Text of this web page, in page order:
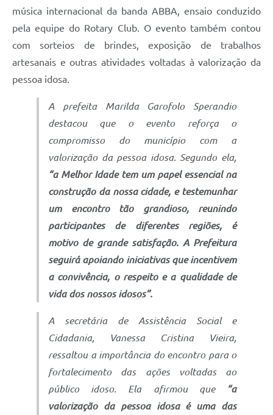
música internacional da banda ABBA, ensaio conduzido
pela equipe do Rotary Club. O evento também contou
com sorteios de brindes, exposição de trabalhos
artesanais e outras atividades voltadas à valorização da
pessoa idosa.
A prefeita Marilda Garofolo Sperandio
destacou que o evento reforça o
compromisso do município com a
valorização da pessoa idosa. Segundo ela,
“a Melhor Idade tem um papel essencial na
construção da nossa cidade, e testemunhar
um encontro tão grandioso, reunindo
participantes de diferentes regiões, é
motivo de grande satisfação. A Prefeitura
seguirá apoiando iniciativas que incentivem
a convivência, o respeito e a qualidade de
vida dos nossos idosos”.
A secretária de Assistência Social e
Cidadania, Vanessa Cristina Vieira,
ressaltou a importância do encontro para o
fortalecimento das ações voltadas ao
público idoso. Ela afirmou que
“a
valorização da pessoa idosa é uma das